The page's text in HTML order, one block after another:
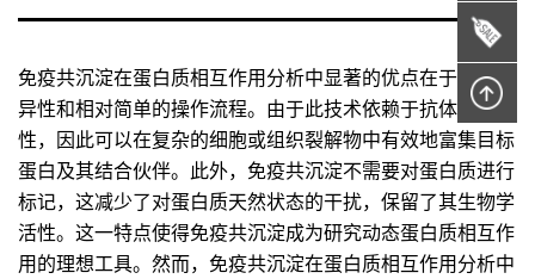
免疫共沉淀在蛋白质相互作用分析中显著的优点在于其高特
异性和相对简单的操作流程。由于此技术依赖于抗体的特异
性，因此可以在复杂的细胞或组织裂解物中有效地富集目标
蛋白及其结合伙伴。此外，免疫共沉淀不需要对蛋白质进行
标记，这减少了对蛋白质天然状态的干扰，保留了其生物学
活性。这一特点使得免疫共沉淀成为研究动态蛋白质相互作
用的理想工具。然而，免疫共沉淀在蛋白质相互作用分析中